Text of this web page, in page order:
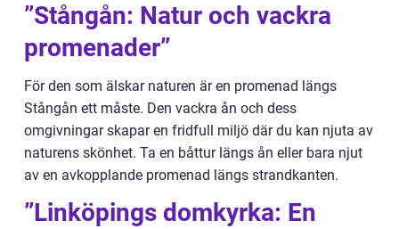
”Stångån: Natur och vackra
promenader”
För den som älskar naturen är en promenad längs
Stångån ett måste. Den vackra ån och dess
omgivningar skapar en fridfull miljö där du kan njuta av
naturens skönhet. Ta en båttur längs ån eller bara njut
av en avkopplande promenad längs strandkanten.
”Linköpings domkyrka: En